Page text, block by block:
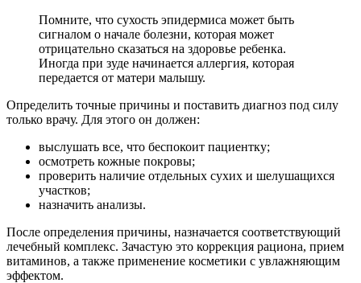
Помните, что сухость эпидермиса может быть
сигналом о начале болезни, которая может
отрицательно сказаться на здоровье ребенка.
Иногда при зуде начинается аллергия, которая
передается от матери малышу.
Определить точные причины и поставить диагноз под силу
только врачу. Для этого он должен:
выслушать все, что беспокоит пациентку;
осмотреть кожные покровы;
проверить наличие отдельных сухих и шелушащихся
участков;
назначить анализы.
После определения причины, назначается соответствующий
лечебный комплекс. Зачастую это коррекция рациона, прием
витаминов, а также применение косметики с увлажняющим
эффектом.